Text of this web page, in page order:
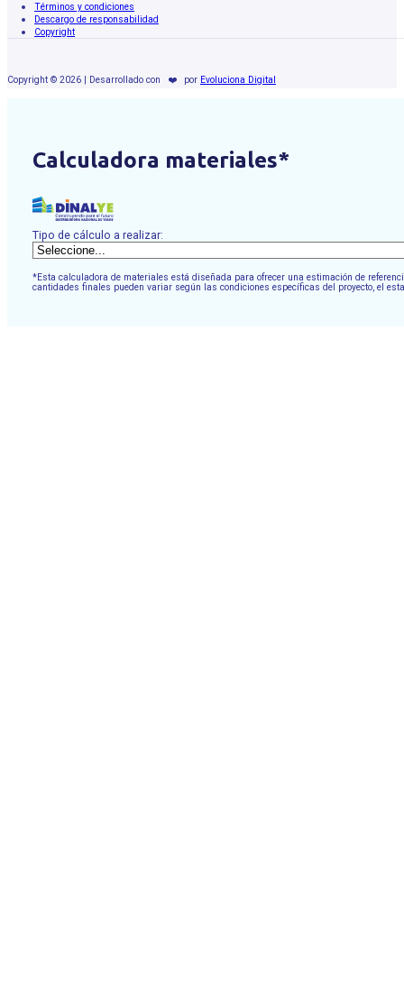
Términos y condiciones
Descargo de responsabilidad
Copyright
Copyright © 2026 | Desarrollado con ❤️ por Evoluciona Digital
Calculadora materiales*
Tipo de cálculo a realizar:
*Esta calculadora de materiales está diseñada para ofrecer una estimación de
cantidades finales pueden variar según las condiciones específicas del proyecto, el